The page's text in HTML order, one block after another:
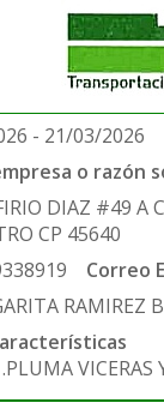
- 21/03/2026
o razón
DIAZ #49 A
CP 45640
Correo
RAMIREZ
VICERAS